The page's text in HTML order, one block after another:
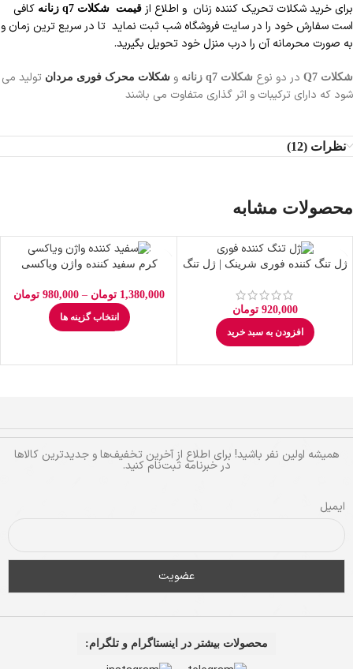
برای خرید شکلات تحریک کننده زنان و اطلاع از قیمت شکلات q7 زنانه
کافی
است سفارش خود را در سایت فروشگاه شب ثبت نماید تا در سریع ترین زمان و
به صورت محرمانه آن را درب منزل خود تحویل بگیرید.
شکلات Q7 در دو نوع شکلات q7 زنانه و شکلات محرک فوری مردان تولید می
شود که دارای ترکیبات و اثر گذاری متفاوت می باشند
نظرات (12)
محصولات مشابه
ژل تنگ کننده فوری شرینک | ژل تنگ
920,000 تومان
افزودن به سبد خرید
کرم سفید کننده واژن ویاکسی
1,380,000 تومان –
980,000 تومان
انتخاب گزینه ها
همیشه اولین نفر باشید! برای اطلاع از آخرین تخفیف‌ها و جدیدترین کالاها
در خبرنامه ثبت‌نام کنید.
ایمیل
محصولات بیشتر در اینستاگرام و تلگرام: